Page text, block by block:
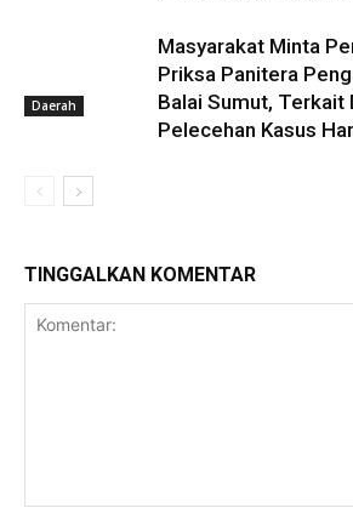
Daerah
Masyarakat Minta
Priksa Panitera
Balai Sumut, Terkait
Pelecehan Kasus
TINGGALKAN KOMENTAR